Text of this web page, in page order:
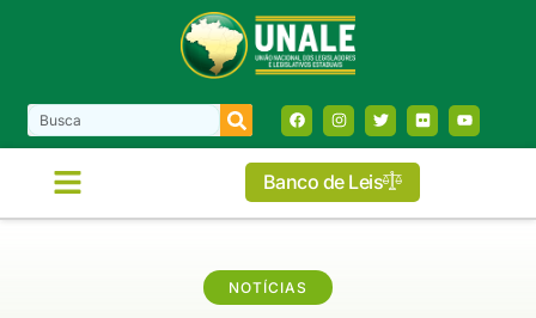
Banco de Leis
NOTÍCIAS